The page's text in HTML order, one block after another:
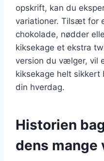
opskrift, kan du
variationer. Tilsæt for
chokolade, nødder
kiksekage et ekstra
version du vælger, vil
kiksekage helt
din hverdag.
Historien
dens mange